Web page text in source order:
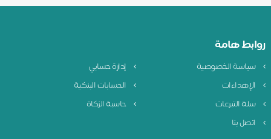
هامة
الخصوصية
إدارة حسابي
الحسابات البنكية
التبرعات
حاسبة الزكاة
بنا